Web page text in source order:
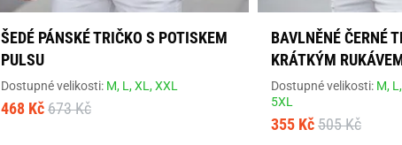
ŠEDÉ PÁNSKÉ TRIČKO S POTISKEM
PULSU
Dostupné velikosti: M, L,XL,XXL
468 Kč 673 Kč
BAVLNĚNÉ ČERNÉ
KRÁTKÝM
Dostupné velikosti: M, L,
5XL
355 Kč 505 Kč